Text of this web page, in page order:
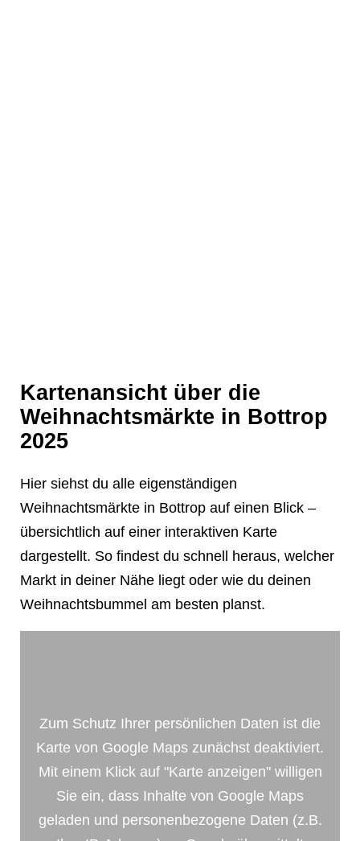
Kartenansicht über die
Weihnachtsmärkte in Bottrop
2025
Hier siehst du alle eigenständigen
Weihnachtsmärkte in Bottrop auf einen Blick –
übersichtlich auf einer interaktiven Karte
dargestellt. So findest du schnell heraus, welcher
Markt in deiner Nähe liegt oder wie du deinen
Weihnachtsbummel am besten planst.
Zum Schutz Ihrer persönlichen Daten ist die
Karte von Google Maps zunächst deaktiviert.
Mit einem Klick auf "Karte anzeigen" willigen
Sie ein, dass Inhalte von Google Maps
geladen und personenbezogene Daten (z.B.